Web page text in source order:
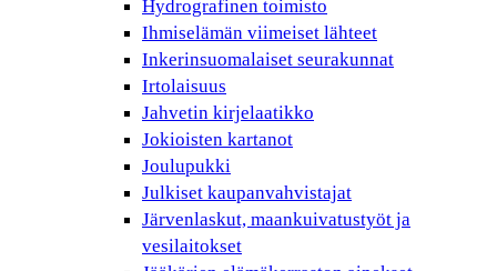
Hydrografinen toimisto
Ihmiselämän viimeiset lähteet
Inkerinsuomalaiset seurakunnat
Irtolaisuus
Jahvetin kirjelaatikko
Jokioisten kartanot
Joulupukki
Julkiset kaupanvahvistajat
Järvenlaskut, maankuivatustyöt ja
vesilaitokset